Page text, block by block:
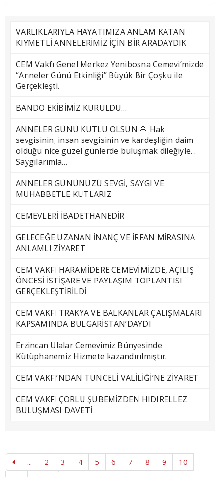
VARLIKLARIYLA HAYATIMIZA ANLAM KATAN
KIYMETLİ ANNELERİMİZ İÇİN BİR ARADAYDIK
CEM Vakfı Genel Merkez Yenibosna Cemevi’mizde
“Anneler Günü Etkinliği” Büyük Bir Çoşku ile
Gerçekleşti.
BANDO EKİBİMİZ KURULDU…
ANNELER GÜNÜ KUTLU OLSUN 🌸 Hak
sevgisinin, insan sevgisinin ve kardeşliğin daim
olduğu nice güzel günlerde buluşmak dileğiyle…
Saygılarımla…
ANNELER GÜNÜNÜZÜ SEVGİ, SAYGI VE
MUHABBETLE KUTLARIZ
CEMEVLERİ İBADETHANEDİR
GELECEĞE UZANAN İNANÇ VE İRFAN MİRASINA
ANLAMLI ZİYARET
CEM VAKFI HARAMİDERE CEMEVİMİZDE, AÇILIŞ
ÖNCESİ İSTİŞARE VE PAYLAŞIM TOPLANTISI
GERÇEKLEŞTİRİLDİ
CEM VAKFI TRAKYA VE BALKANLAR ÇALIŞMALARI
KAPSAMINDA BULGARİSTAN’DAYDI
Erzincan Ulalar Cemevimiz Bünyesinde
Kütüphanemiz Hizmete kazandırılmıştır.
CEM VAKFI’NDAN TUNCELİ VALİLİĞİ’NE ZİYARET
CEM VAKFI ÇORLU ŞUBEMİZDEN HIDIRELLEZ
BULUŞMASI DAVETİ
... 2 3 4 5 6 7 8 9
10